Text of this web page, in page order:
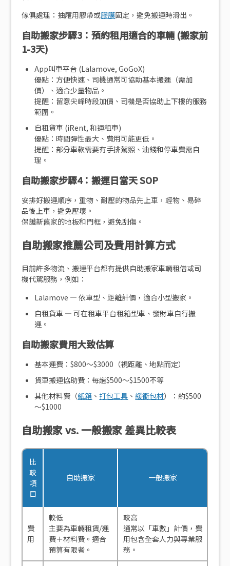
傢俱處理：抽屜用膠帶或膠膜固定，避免搬運時滑出。
自助搬家步驟3：預約租用適合的車輛 (搬家前
1-3天)
App叫車平台 (Lalamove, GoGoX)
優點：方便快速、司機通常可協助基本搬運（需加
價）、適合少量物品。
提醒：留意尖峰時段加價、司機是否協助上下樓的服務
範圍。
自租貨車 (iRent, 和運租車)
優點：時間彈性最大、費用可能更低。
提醒：部分車款需要有手排駕照、油錢和停車費需自
理。
自助搬家步驟4：搬運日當天 SOP
安排好搬運順序，重物、耐壓的物品先上車，輕物、易碎
品後上車，避免壓壞。
保護新舊家的地板和門框，避免刮傷。
自助搬家推薦公司及費用計算方式
目前許多物流、搬運平台都有提供自助搬家車輛租借或司
機代駕服務，例如：
Lalamove — 依車型、距離計價，適合小型搬家。
自租貨車 — 可在租車平台租箱型車、發財車自行搬
運。
自助搬家費用大致估算
基本運費：$800～$3000（視距離、地點而定）
貨車搬運協助費：每趟$500～$1500不等
其他材料費（紙箱 、打包工具 、緩衝包材）：約$500
～$1000
自助搬家 vs. 一般搬家 差異比較表
比
較
項
目
自助搬家 一般搬家
費
用
較低
主要為車輛租賃/運
費＋材料費。適合
預算有限者。
較高
通常以「車數」計價，費
用包含全套人力與專業服
務。